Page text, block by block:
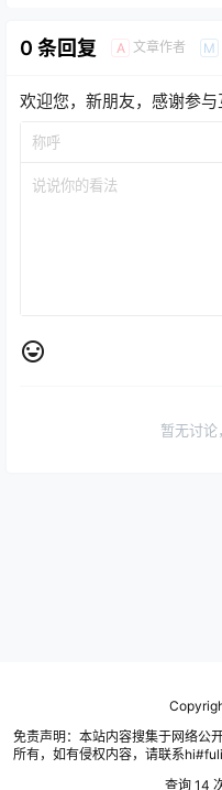
0 条回复 A 文章作者 M
欢迎您，新朋友，感谢参与
暂无讨论
免责声明：本站内容搜集于网络公
所有，如有侵权内容，请联系
查询 14